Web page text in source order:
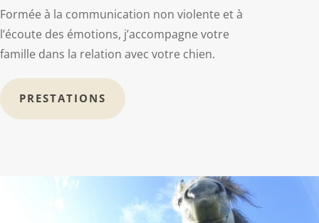
Formée à la communication non violente et à
l’écoute des émotions, j’accompagne votre
famille dans la relation avec votre chien.
PRESTATIONS